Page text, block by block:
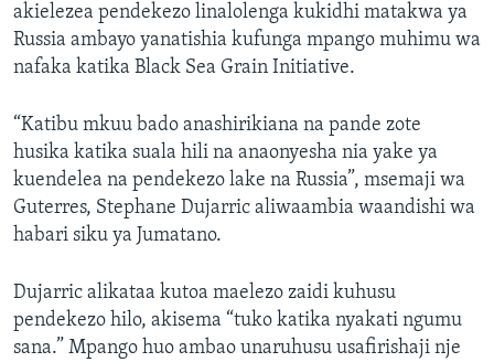
akielezea pendekezo linalolenga kukidhi matakwa ya
Russia ambayo yanatishia kufunga mpango muhimu wa
nafaka katika Black Sea Grain Initiative.
“Katibu mkuu bado anashirikiana na pande zote
husika katika suala hili na anaonyesha nia yake ya
kuendelea na pendekezo lake na Russia”, msemaji wa
Guterres, Stephane Dujarric aliwaambia waandishi wa
habari siku ya Jumatano.
Dujarric alikataa kutoa maelezo zaidi kuhusu
pendekezo hilo, akisema “tuko katika nyakati ngumu
sana.” Mpango huo ambao unaruhusu usafirishaji nje